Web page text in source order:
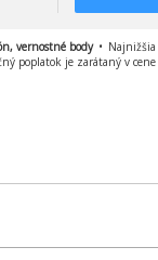
vernostné body
poplatok je zarátaný v cene